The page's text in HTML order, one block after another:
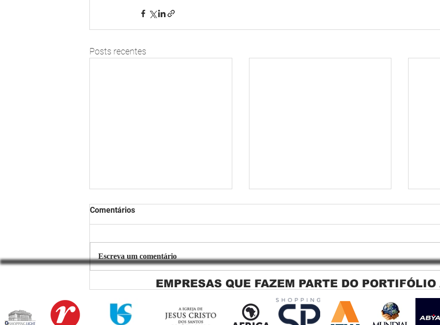
Posts recentes
Copiar de Persiana Rolo Tela
Sacada Perfeita no Link
Sapopemba!
Persiana Rolo Tela Solar: O
Segredo para uma Sacada
Perfeita no Link Sapopemba!
Comentários
Escreva um comentário
EMPRESAS QUE FAZEM PARTE DO